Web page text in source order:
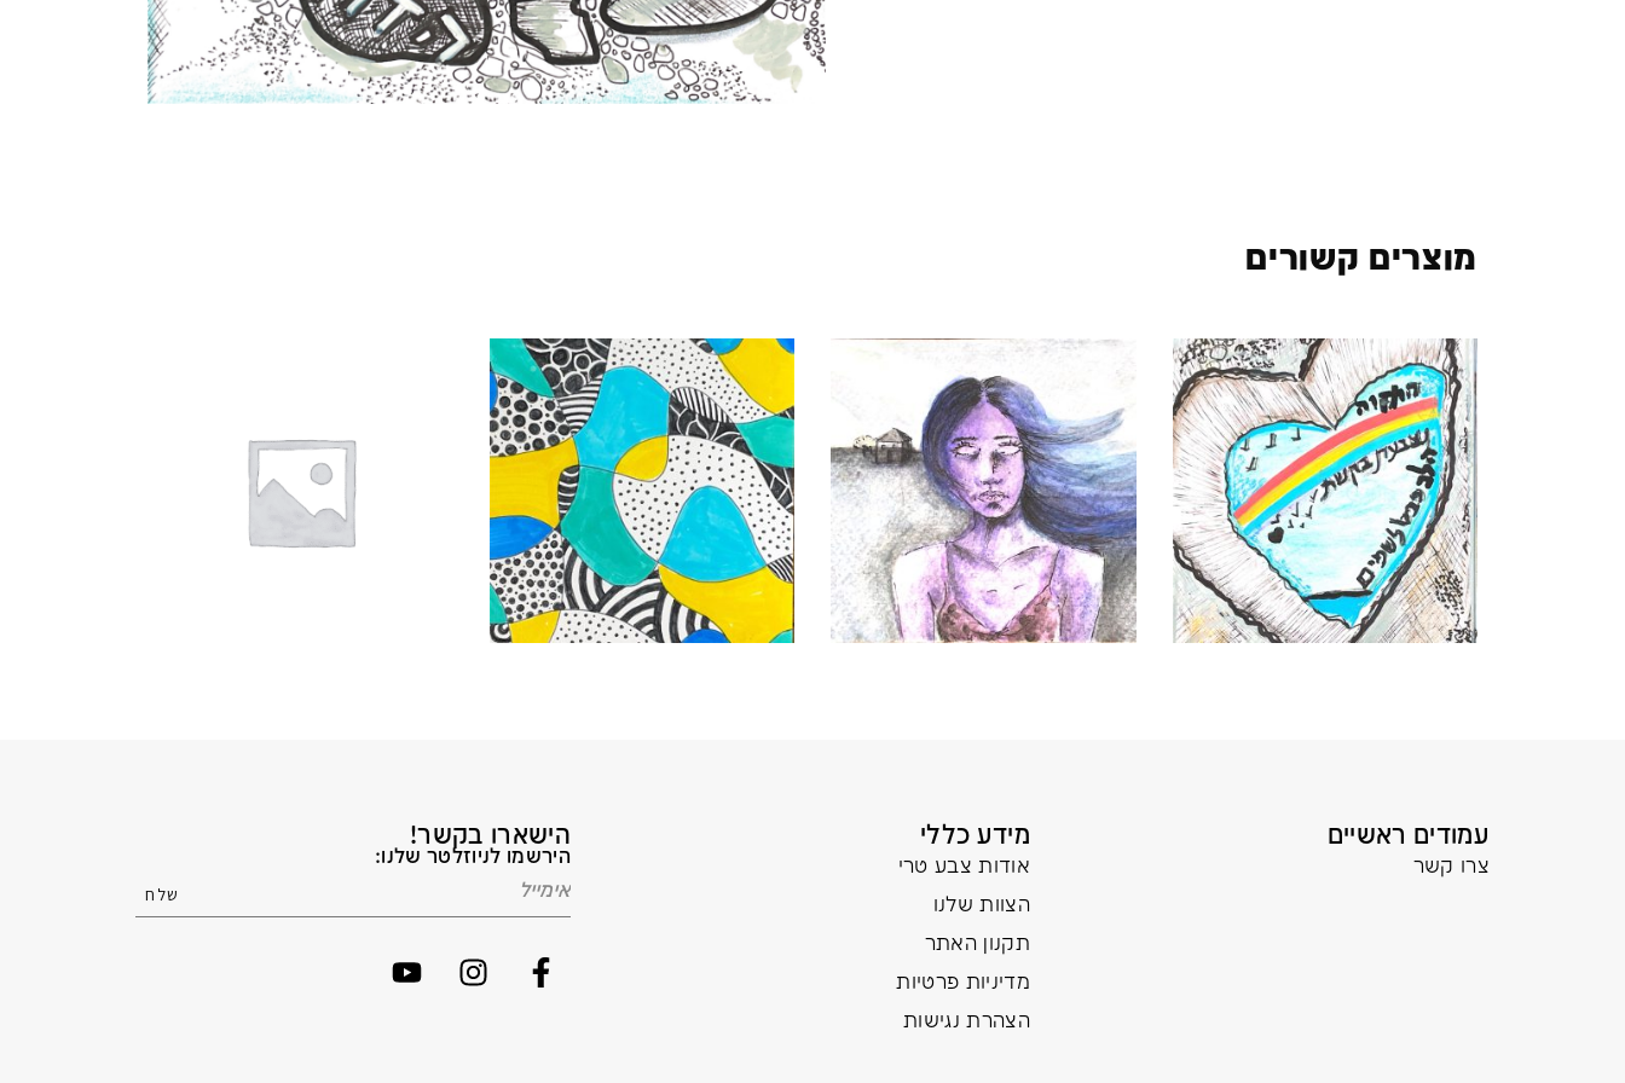
מוצרים קשורים
עמודים ראשיים
צרו קשר
מידע כללי
אודות צבע טרי
הצוות שלנו
תקנון האתר
מדיניות פרטיות
הצהרת נגישות
הישארו בקשר!
הירשמו לניוזלטר שלנו: